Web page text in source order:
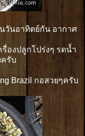
วันอาทิตย์กัน อากาศ
องปลูกโปร่งๆ รดน้ำ
รับ
Brazil กอสวยๆครับ